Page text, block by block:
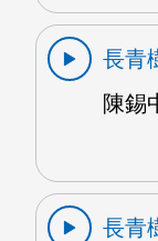
長青
陳錫
長青